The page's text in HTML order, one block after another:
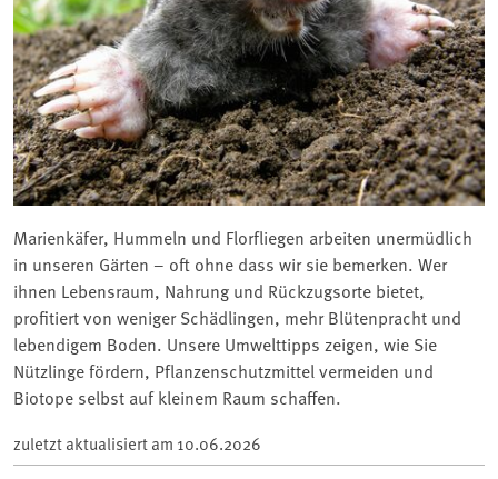
Marienkäfer, Hummeln und Florfliegen arbeiten unermüdlich
in unseren Gärten – oft ohne dass wir sie bemerken. Wer
ihnen Lebensraum, Nahrung und Rückzugsorte bietet,
profitiert von weniger Schädlingen, mehr Blütenpracht und
lebendigem Boden. Unsere Umwelttipps zeigen, wie Sie
Nützlinge fördern, Pflanzenschutzmittel vermeiden und
Biotope selbst auf kleinem Raum schaffen.
zuletzt aktualisiert am 10.06.2026